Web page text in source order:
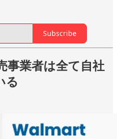
Subscribe
事業者は全て自社
る